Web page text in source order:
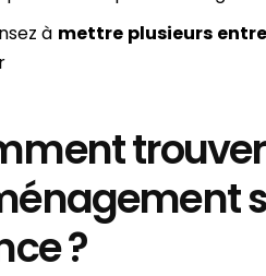
à mettre plusieurs
?